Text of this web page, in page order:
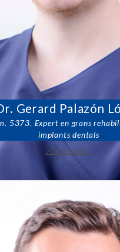
Gerard Palazón
5373. Expert en grans
implants dentals
VEURE PERFIL